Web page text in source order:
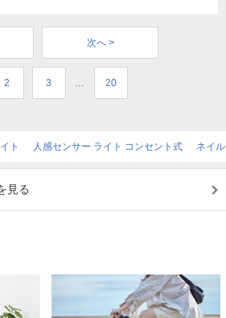
次へ >
2 3 … 20
ト 人感センサー ライト コンセント式 ネイ
見る